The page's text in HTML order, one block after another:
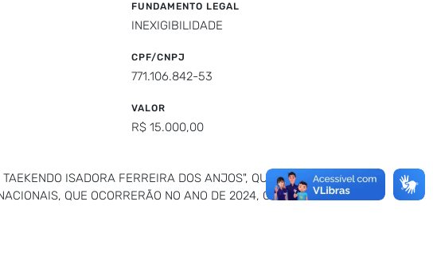
FUNDAMENTO LEGAL
INEXIGIBILIDADE
CPF/CNPJ
771.106.842-53
VALOR
R$ 15.000,00
ISADORA FERREIRA DOS ANJOS", QUE SERÁ
QUE OCORRERÃO NO ANO DE 2024, CONFORME